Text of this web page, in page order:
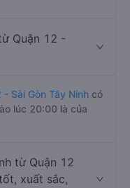
Quận 12 -
Sài Gòn Tây Ninh có
lúc 20:00 là của
từ Quận 12
xuất sắc,